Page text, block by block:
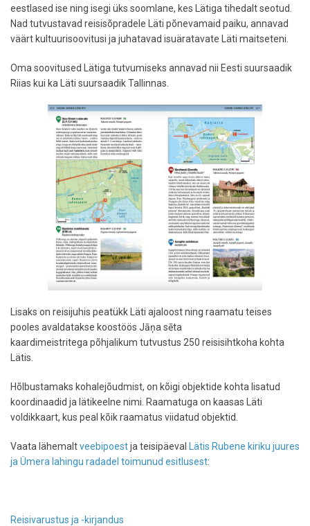
eestlased ise ning isegi üks soomlane, kes Lätiga tihedalt seotud.
Nad tutvustavad reisisõpradele Läti põnevamaid paiku, annavad
väärt kultuurisoovitusi ja juhatavad isuäratavate Läti maitseteni.
Oma soovitused Lätiga tutvumiseks annavad nii Eesti suursaadik
Riias kui ka Läti suursaadik Tallinnas.
Lisaks on reisijuhis peatükk Läti ajaloost ning raamatu teises
pooles avaldatakse koostöös Jāņa sēta
kaardimeistritega põhjalikum tutvustus 250 reisisihtkoha kohta
Lätis.
Hõlbustamaks kohalejõudmist, on kõigi objektide kohta lisatud
koordinaadid ja lätikeelne nimi. Raamatuga on kaasas Läti
voldikkaart, kus peal kõik raamatus viidatud objektid.
Vaata lähemaltveebipoestja teisipäeval Lätis Rubene kiriku juures
ja Ümera lahingu radadel toimunud esitlusest:
Reisivarustus ja -kirjandus